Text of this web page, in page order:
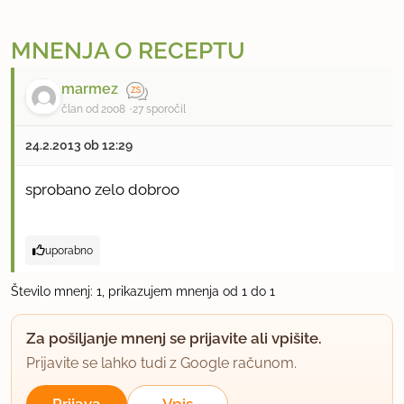
MNENJA O RECEPTU
marmez
član od 2008 27 sporočil
24.2.2013 ob 12:29
sprobano zelo dobroo
uporabno
Število mnenj: 1, prikazujem mnenja od 1 do 1
Za pošiljanje mnenj se prijavite ali vpišite.
Prijavite se lahko tudi z Google računom.